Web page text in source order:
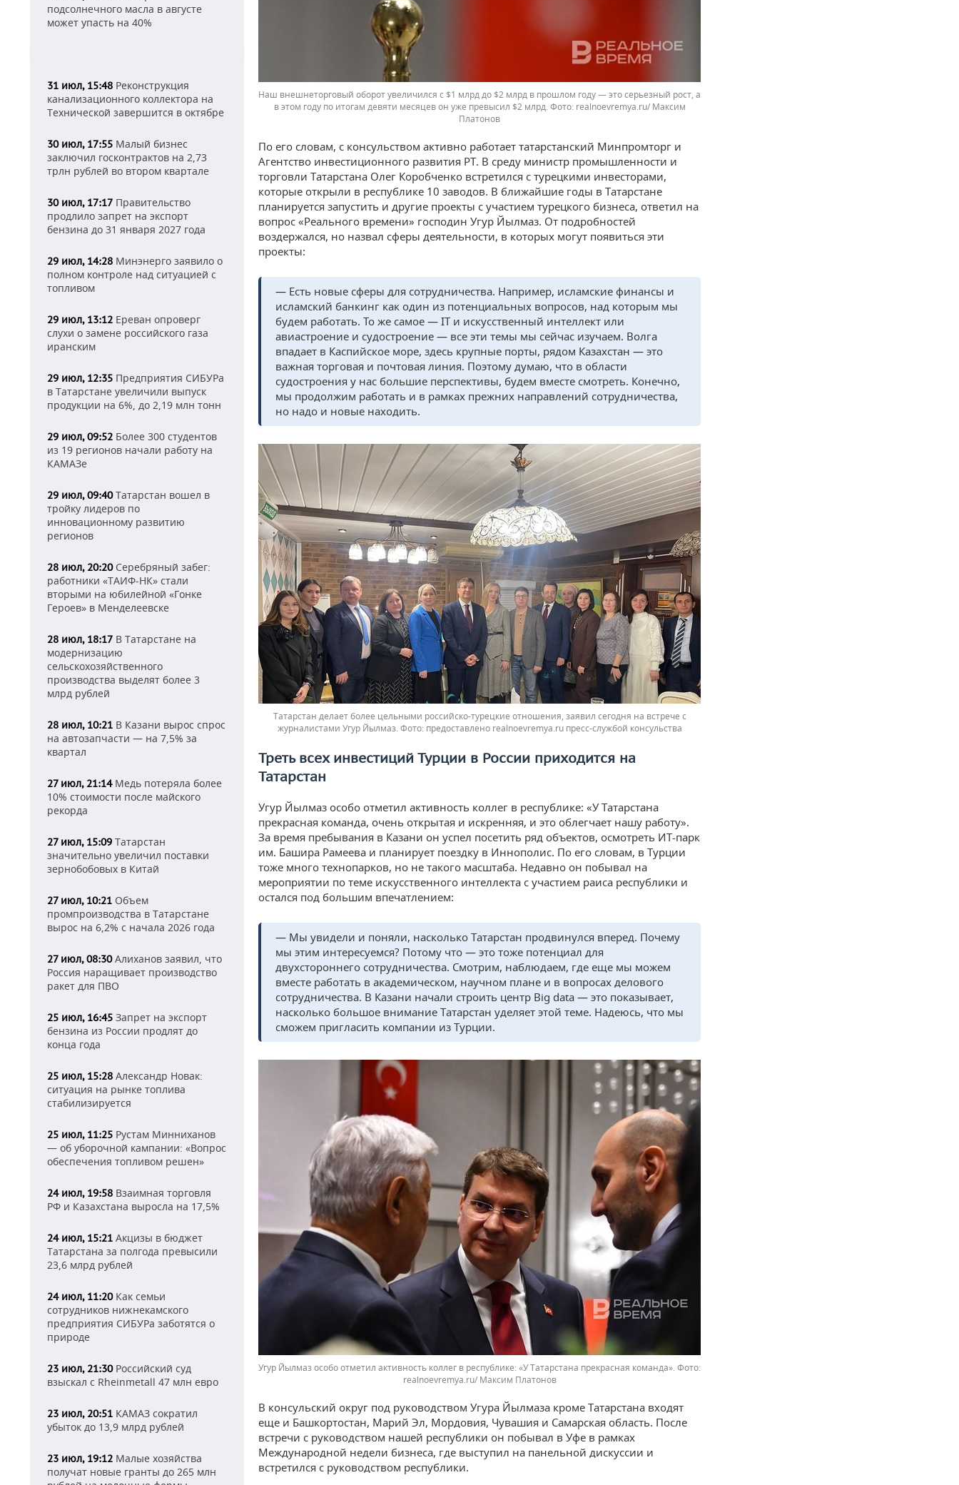
подсолнечного масла в августе
может упасть на 40%
31 июл, 15:48 Реконструкция
канализационного коллектора на
Технической завершится в октябре
30 июл, 17:55 Малый бизнес
заключил госконтрактов на 2,73
трлн рублей во втором квартале
30 июл, 17:17 Правительство
продлило запрет на экспорт
бензина до 31 января 2027 года
29 июл, 14:28 Минэнерго заявило о
полном контроле над ситуацией с
топливом
29 июл, 13:12 Ереван опроверг
слухи о замене российского газа
иранским
29 июл, 12:35 Предприятия СИБУРа
в Татарстане увеличили выпуск
продукции на 6%, до 2,19 млн тонн
29 июл, 09:52 Более 300 студентов
из 19 регионов начали работу на
КАМАЗе
29 июл, 09:40Татарстан вошел в
тройку лидеров по
инновационному развитию
регионов
28 июл, 20:20Серебряный забег:
работники «ТАИФ-НК» стали
вторыми на юбилейной «Гонке
Героев» в Менделеевске
28 июл, 18:17 В Татарстане на
модернизацию
сельскохозяйственного
производства выделят более 3
млрд рублей
28 июл, 10:21 В Казани вырос спрос
на автозапчасти — на 7,5% за
квартал
27 июл, 21:14Медь потеряла более
10% стоимости после майского
рекорда
27 июл, 15:09 Татарстан
значительно увеличил поставки
зернобобовых в Китай
27 июл, 10:21 Объем
промпроизводства в Татарстане
вырос на 6,2% с начала 2026 года
27 июл, 08:30Алиханов заявил, что
Россия наращивает производство
ракет для ПВО
25 июл, 16:45 Запрет на экспорт
бензина из России продлят до
конца года
25 июл, 15:28 Александр Новак:
ситуация на рынке топлива
стабилизируется
25 июл, 11:25 Рустам Минниханов
— об уборочной кампании: «Вопрос
обеспечения топливом решен»
24 июл, 19:58 Взаимная торговля
РФ и Казахстана выросла на 17,5%
24 июл, 15:21 Акцизы в бюджет
Татарстана за полгода превысили
23,6 млрд рублей
24 июл, 11:20Как семьи
сотрудников нижнекамского
предприятия СИБУРа заботятся о
природе
23 июл, 21:30Российский суд
взыскал с Rheinmetall 47 млн евро
23 июл, 20:51 КАМАЗ сократил
убыток до 13,9 млрд рублей
23 июл, 19:12 Малые хозяйства
получат новые гранты до 265 млн
Наш внешнеторговый оборот увеличился с $1 млрд до $2 млрд в прошлом году — это серьезный рост, а
в этом году по итогам девяти месяцев он уже превысил $2 млрд.
realnoevremya.ru/ Максим
Платонов
По его словам, с консульством активно работает татарстанский Минпромторг и
Агентство инвестиционного развития РТ. В среду министр промышленности и
торговли Татарстана Олег Коробченко встретился с турецкими инвесторами,
которые открыли в республике 10 заводов. В ближайшие годы в Татарстане
планируется запустить и другие проекты с участием турецкого бизнеса, ответил на
вопрос «Реального времени» господин Угур Йылмаз. От подробностей
воздержался, но назвал сферы деятельности, в которых могут появиться эти
проекты:
— Есть новые сферы для сотрудничества. Например, исламские финансы и
исламский банкинг как один из потенциальных вопросов, над которым мы
будем работать. То же самое — IT и искусственный интеллект или
авиастроение и судостроение — все эти темы мы сейчас изучаем. Волга
впадает в Каспийское море, здесь крупные порты, рядом Казахстан — это
важная торговая и почтовая линия. Поэтому думаю, что в области
судостроения у нас большие перспективы, будем вместе смотреть. Конечно,
мы продолжим работать и в рамках прежних направлений сотрудничества,
но надо и новые находить.
Татарстан делает более цельными российско-турецкие отношения, заявил сегодня на встрече с
журналистами Угур Йылмаз.
предоставлено realnoevremya.ru пресс-службой консульства
Треть всех инвестиций Турции в России приходится на
Татарстан
Угур Йылмаз особо отметил активность коллег в республике: «У Татарстана
прекрасная команда, очень открытая и искренняя, и это облегчает нашу работу».
За время пребывания в Казани он успел посетить ряд объектов, осмотреть ИТ-парк
им. Башира Рамеева и планирует поездку в Иннополис. По его словам, в Турции
тоже много технопарков, но не такого масштаба. Недавно он побывал на
мероприятии по теме искусственного интеллекта с участием раиса республики и
остался под большим впечатлением:
— Мы увидели и поняли, насколько Татарстан продвинулся вперед. Почему
мы этим интересуемся? Потому что — это тоже потенциал для
двухстороннего сотрудничества. Смотрим, наблюдаем, где еще мы можем
вместе работать в академическом, научном плане и в вопросах делового
сотрудничества. В Казани начали строить центр Big data — это показывает,
насколько большое внимание Татарстан уделяет этой теме. Надеюсь, что мы
сможем пригласить компании из Турции.
Угур Йылмаз особо отметил активность коллег в республике: «У Татарстана прекрасная команда».
realnoevremya.ru/ Максим Платонов
В консульский округ под руководством Угура Йылмаза кроме Татарстана входят
еще и Башкортостан, Марий Эл, Мордовия, Чувашия и Самарская область. После
встречи с руководством нашей республики он побывал в Уфе в рамках
Международной недели бизнеса, где выступил на панельной дискуссии и
встретился с руководством республики.